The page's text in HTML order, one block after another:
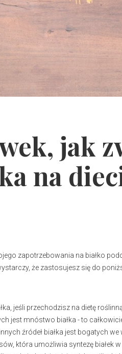
jak
na
zapotrzebowania na białko
że zastosujesz się do
jeśli przechodzisz na dietę
jest mnóstwo białka - to
źródeł białka jest bogatych
która umożliwia syntezę białek